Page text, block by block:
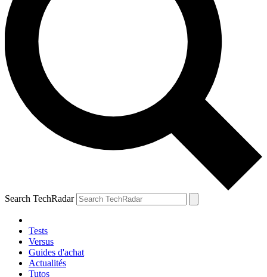
Search TechRadar
Tests
Versus
Guides d'achat
Actualités
Tutos